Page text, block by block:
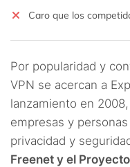
Caro que los
Por popularidad y
VPN se acercan a
lanzamiento en
empresas y
privacidad y
Freenet y el